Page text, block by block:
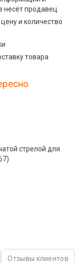
несёт продавец
и количество
товара
стрелой для
Отзывы клиентов